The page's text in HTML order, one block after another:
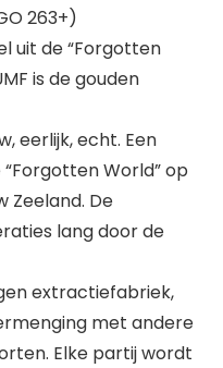
263+)
uit de “Forgotten
is de gouden
eerlijk, echt. Een
World” op
Zeeland. De
lang door de
extractiefabriek,
met andere
Elke partij wordt